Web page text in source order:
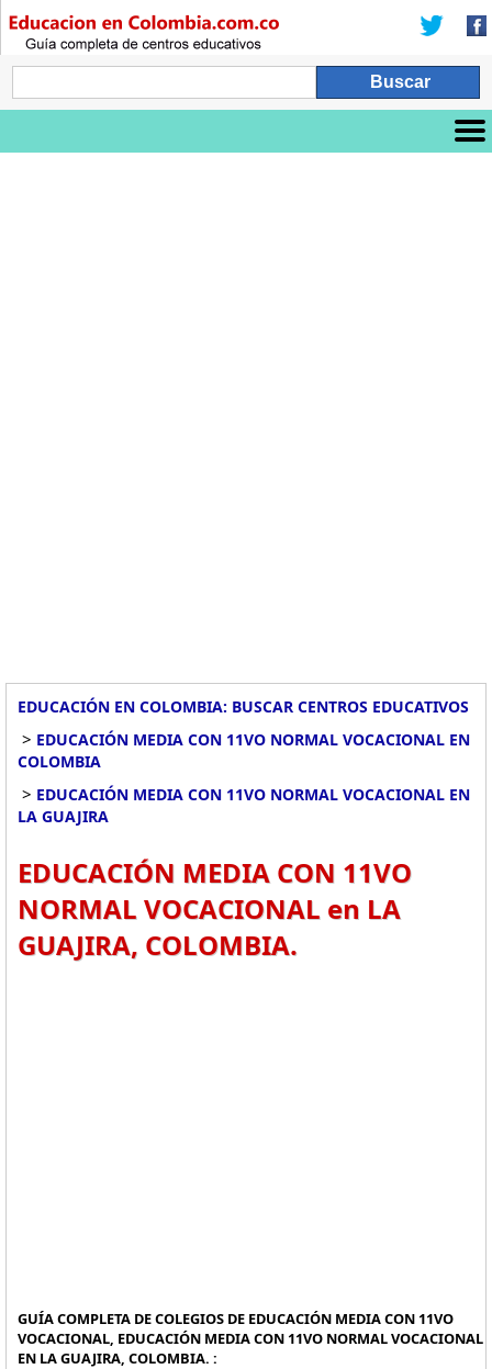
EDUCACIÓN EN COLOMBIA: BUSCAR CENTROS EDUCATIVOS
> EDUCACIÓN MEDIA CON 11VO NORMAL VOCACIONAL EN
COLOMBIA
> EDUCACIÓN MEDIA CON 11VO NORMAL VOCACIONAL EN
LA GUAJIRA
EDUCACIÓN MEDIA CON 11VO
NORMAL VOCACIONAL en LA
GUAJIRA, COLOMBIA.
GUÍA COMPLETA DE COLEGIOS DE EDUCACIÓN MEDIA CON 11VO
VOCACIONAL, EDUCACIÓN MEDIA CON 11VO NORMAL VOCACIONAL
EN LA GUAJIRA, COLOMBIA. :